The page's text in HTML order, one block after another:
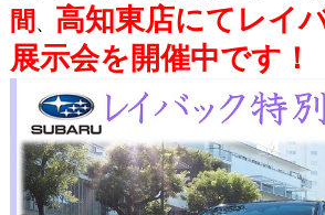
間 、 高知東店にて レイ
展示会を開催中です！